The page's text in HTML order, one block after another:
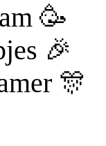
🥳
🎉
🎊